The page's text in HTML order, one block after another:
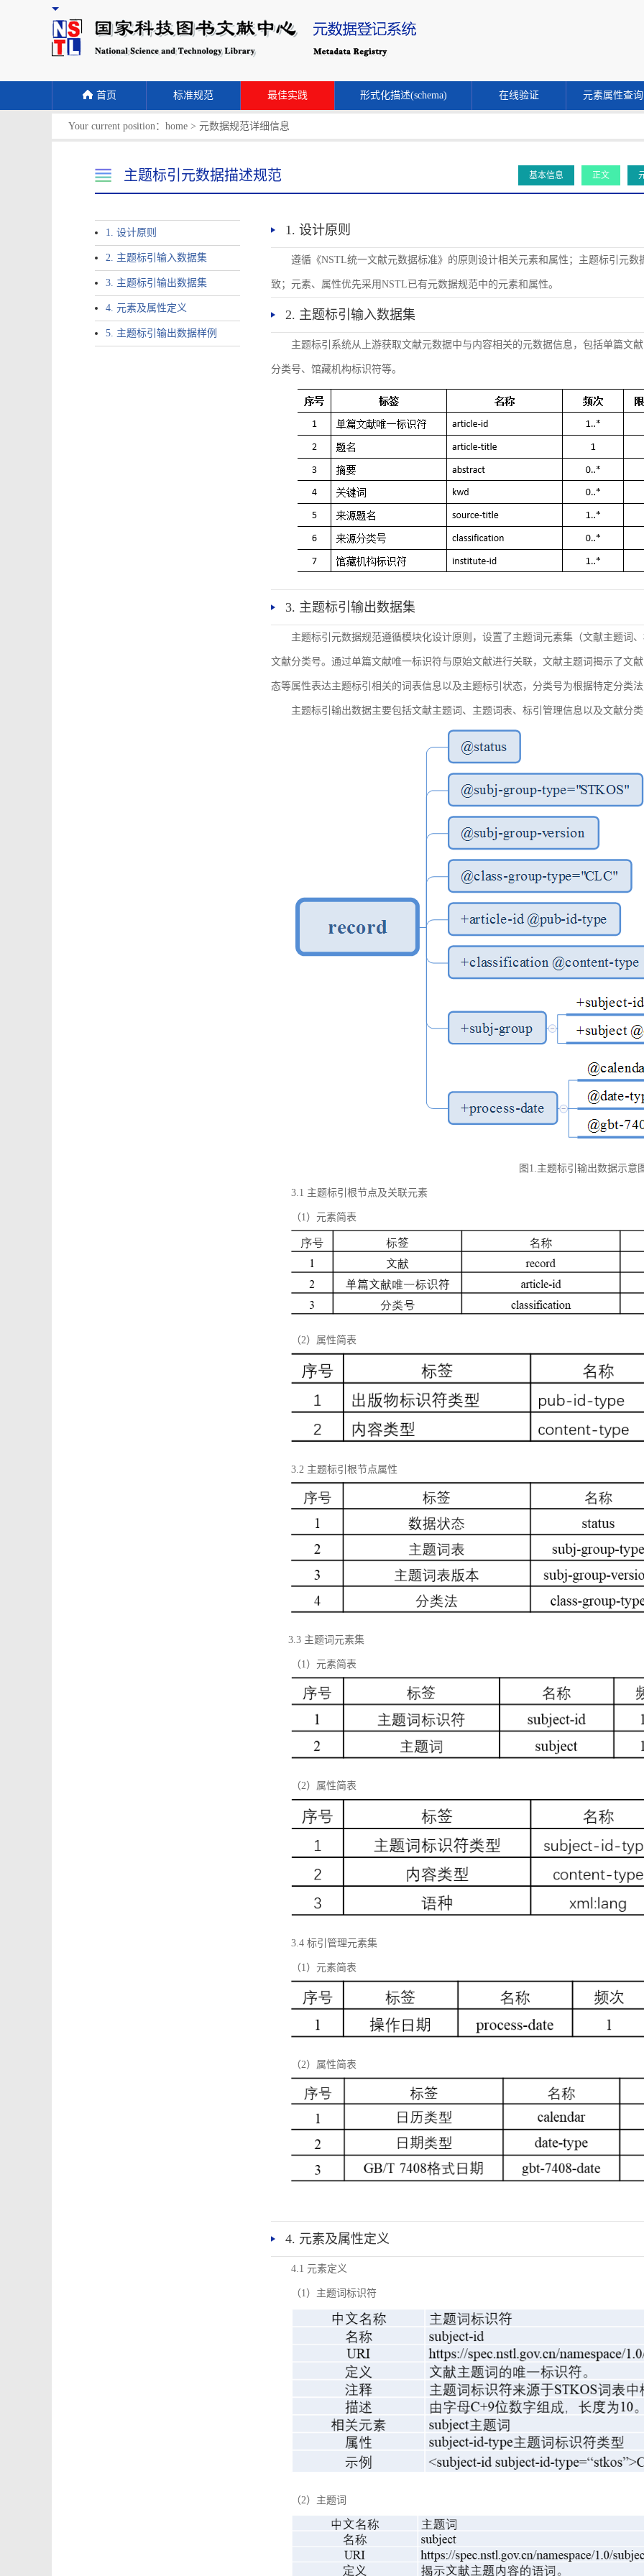
首页 标准规范 最佳实践 形式化描述(schema) 在线验证 元素属性查询
Your current position： home > 元数据规范详细信息
主题标引元数据描述规范 基本信息 正文
1. 设计原则
2. 主题标引输入数据集
3. 主题标引输出数据集
4. 元素及属性定义
5. 主题标引输出数据样例
1. 设计原则
遵循《NSTL统一文献元数据标准》的原则设计相关元素和属性；主题标引元
致；元素、属性优先采用NSTL已有元数据规范中的元素和属性。
2. 主题标引输入数据集
主题标引系统从上游获取文献元数据中与内容相关的元数据信息，包括单篇文
分类号、馆藏机构标识符等。
3. 主题标引输出数据集
主题标引元数据规范遵循模块化设计原则，设置了主题词元素集（文献主题词
文献分类号。通过单篇文献唯一标识符与原始文献进行关联，文献主题词揭示了文
态等属性表达主题标引相关的词表信息以及主题标引状态，分类号为根据特定分类
主题标引输出数据主要包括文献主题词、主题词表、标引管理信息以及文献分
图1.主题标引输出数据示意
3.1 主题标引根节点及关联元素
（1）元素简表
（2）属性简表
3.2 主题标引根节点属性
3.3 主题词元素集
（1）元素简表
（2）属性简表
3.4 标引管理元素集
（1）元素简表
（2）属性简表
4. 元素及属性定义
4.1 元素定义
（1）主题词标识符
（2）主题词